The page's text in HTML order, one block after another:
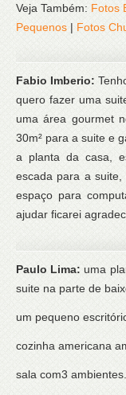
Veja Também: Fotos
Pequenos | Fotos
Fabio Imberio:
quero fazer uma
uma área gourmet
30m² para a suite e
a planta da casa,
escada para a
espaço para
ajudar ficarei
Paulo Lima: uma
suite na parte de
um pequeno
cozinha americana
sala com3 ambientes.